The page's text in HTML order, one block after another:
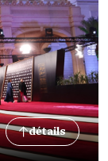
détails